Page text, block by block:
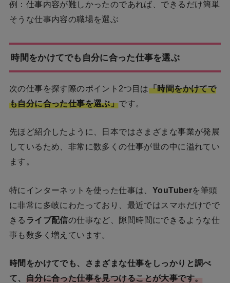
例：仕事内容が難しかったのであれば、できるだけ簡単
そうな仕事内容の職場を選ぶ
時間をかけてでも自分に合った仕事を選ぶ
次の仕事を探す際のポイント2つ目は「時間をかけてで
も自分に合った仕事を選ぶ」です。
先ほど紹介したように、日本ではさまざまな事業が発展
しているため、非常に数多くの仕事が世の中に溢れてい
ます。
特にインターネットを使った仕事は、 YouTuberを筆頭
に非常に多岐にわたっており、最近ではスマホだけでで
きる ライブ配信の仕事など、隙間時間にできるような仕
事も数多く増えています。
時間をかけてでも、さまざまな仕事をしっかりと調べ
て、
自分に合った仕事を見つけることが大事です。